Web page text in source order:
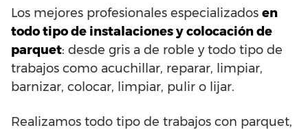
Los mejores profesionales especializados en
todo tipo de instalaciones y colocación de
parquet: desde gris a de roble y todo tipo de
trabajos como acuchillar, reparar, limpiar,
barnizar, colocar, limpiar, pulir o lijar.
Realizamos todo tipo de trabajos con parquet,